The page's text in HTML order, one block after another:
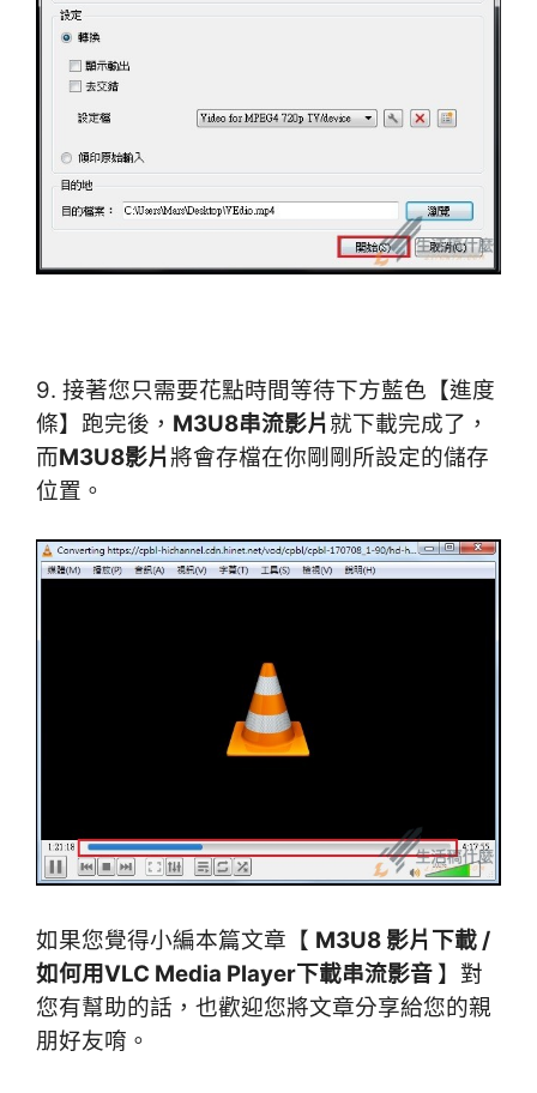
9. 接著您只需要花點時間等待下方藍色【進度
條】跑完後， M3U8串流影片就下載完成了，
而M3U8影片將會存檔在你剛剛所設定的儲存
位置。
如果您覺得小編本篇文章【 M3U8 影片下載 /
如何用VLC Media Player下載串流影音 】對
您有幫助的話，也歡迎您將文章分享給您的親
朋好友唷。